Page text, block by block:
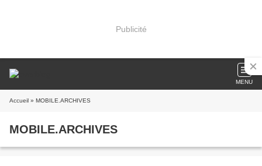
Publicité
MENU
Accueil » MOBILE.ARCHIVES
MOBILE.ARCHIVES